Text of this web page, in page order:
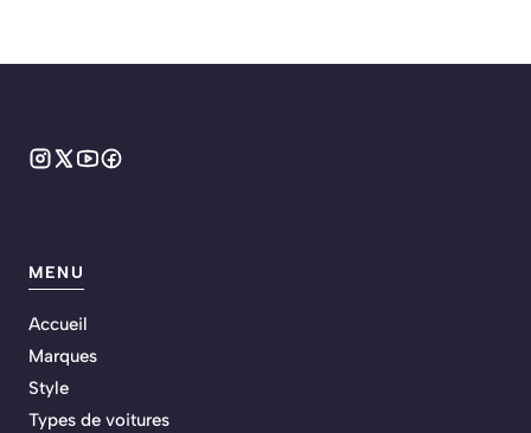
MENU
Accueil
Marques
Style
Types de voitures